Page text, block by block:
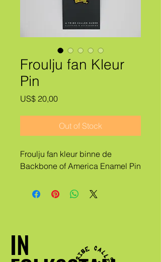
Froulju fan Kleur
Pin
US$ 20,00Price
Out of Stock
Froulju fan kleur binne de
Backbone of America Enamel Pin
IN